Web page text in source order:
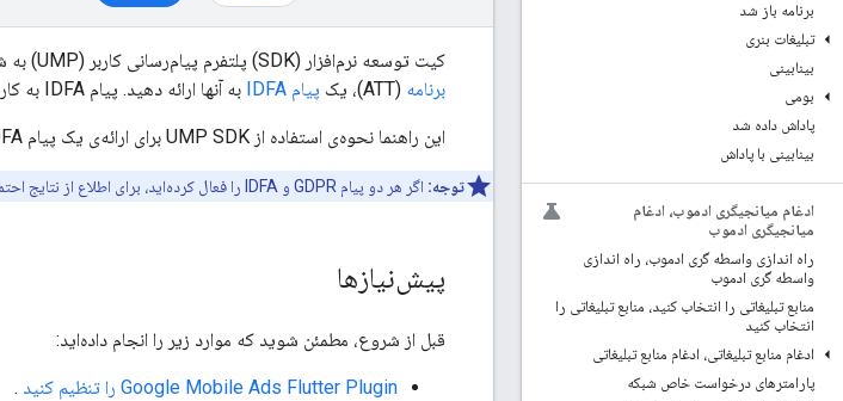
برنامه باز شد
تبلیغات بنری
بینابینی
بومی
پاداش داده شد
بینابینی با پاداش
ادغام میانجیگری ادموب، ادغام
میانجیگری ادموب
راه اندازی واسطه گری ادموب، راه اندازی
واسطه گری ادموب
منابع تبلیغاتی را انتخاب کنید، منابع تبلیغاتی را
انتخاب کنید
ادغام منابع تبلیغاتی، ادغام منابع تبلیغاتی
پارامترهای درخواست خاص شبکه
کیت توسعه نرم‌افزار (SDK) پلتفرم پیام‌رسانی کاربر (UMP) به شما امکان می‌دهد قبل از درخواست رضایت کاربران برای
برنامه (ATT)، یک پیام IDFA به آنها ارائه دهید. پیام IDFA به کاربران شما نشان می‌دهد که برنامه شما چگونه از شناسه استفاده می‌کند.
این راهنما نحوه‌ی استفاده از UMP SDK برای ارائه‌ی یک پیام IDFA را پوشش می‌دهد.
توجه: اگر هر دو پیام GDPR و IDFA را فعال کرده‌اید، برای اطلاع از نتایج احتمالی به
پیش‌نیازها
قبل از شروع، مطمئن شوید که موارد زیر را انجام داده‌اید:
Google Mobile Ads Flutter Plugin را تنظیم کنید .